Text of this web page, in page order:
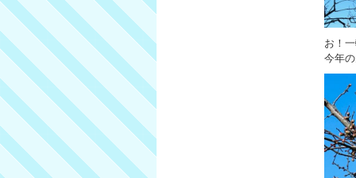
お！
今年